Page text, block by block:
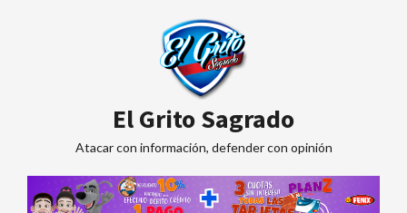
El Grito Sagrado
Atacar con información, defender con opinión